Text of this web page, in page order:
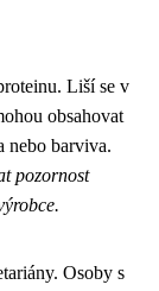
Liší se v
obsahovat
nebo barviva.
pozornost
Osoby s